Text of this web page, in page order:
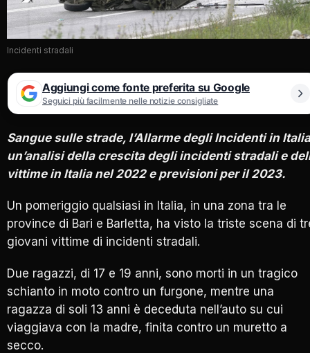
Incidenti stradali
Aggiungi come fonte preferita su Google
Seguici più facilmente nelle notizie consigliate
Sangue sulle strade, l’Allarme degli Incidenti in
un’analisi della crescita degli incidenti stradali e
vittime in Italia nel 2022 e previsioni per il 2023.
Un pomeriggio qualsiasi in Italia, in una zona tra le
province di Bari e Barletta, ha visto la triste scena di
giovani vittime di incidenti stradali.
Due ragazzi, di 17 e 19 anni, sono morti in un tragico
schianto in moto contro un furgone, mentre una
ragazza di soli 13 anni è deceduta nell’auto su cui
viaggiava con la madre, finita contro un muretto a
secco.